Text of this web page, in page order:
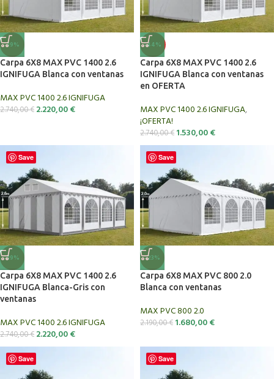
-19%
Carpa 6X8 MAX PVC 1400 2.6
IGNIFUGA Blanca con ventanas
MAX PVC 1400 2.6 IGNIFUGA
2.740,00€ 2.220,00€
-44%
Carpa 6X8 MAX PVC 1400 2.6
IGNIFUGA Blanca con ventanas
en OFERTA
MAX PVC 1400 2.6 IGNIFUGA,
¡OFERTA!
2.740,00€ 1.530,00€
Save
-19%
Carpa 6X8 MAX PVC 1400 2.6
IGNIFUGA Blanca-Gris con
ventanas
MAX PVC 1400 2.6 IGNIFUGA
2.740,00€ 2.220,00€
Save
-23%
Carpa 6X8 MAX PVC 800 2.0
Blanca con ventanas
MAX PVC 800 2.0
2.190,00€ 1.680,00€
Save Save